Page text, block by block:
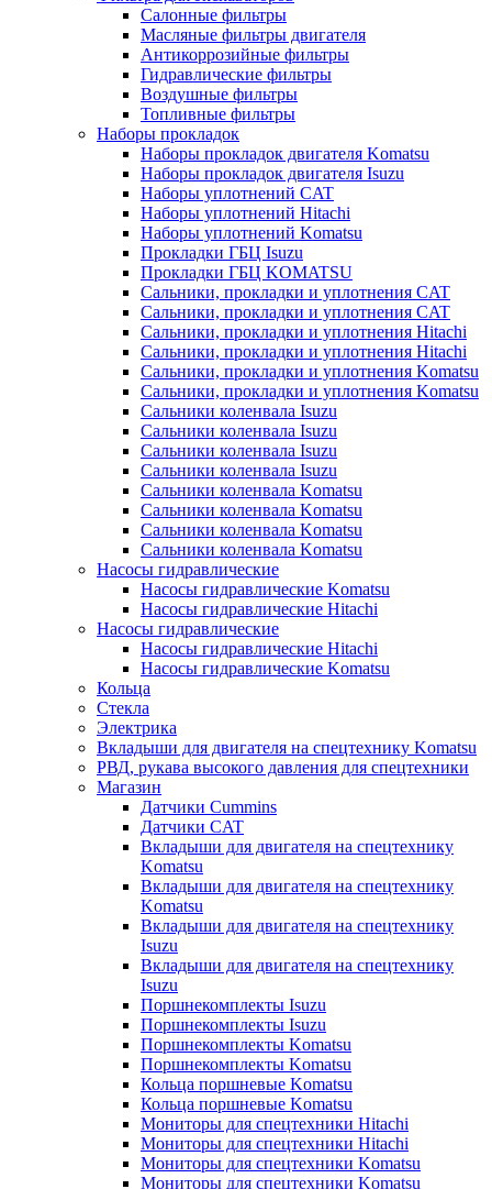
Салонные фильтры
Масляные фильтры двигателя
Антикоррозийные фильтры
Гидравлические фильтры
Воздушные фильтры
Топливные фильтры
Наборы прокладок
Наборы прокладок двигателя Komatsu
Наборы прокладок двигателя Isuzu
Наборы уплотнений CAT
Наборы уплотнений Hitachi
Наборы уплотнений Komatsu
Прокладки ГБЦ Isuzu
Прокладки ГБЦ KOMATSU
Сальники, прокладки и уплотнения CAT
Сальники, прокладки и уплотнения CAT
Сальники, прокладки и уплотнения Hitachi
Сальники, прокладки и уплотнения Hitachi
Сальники, прокладки и уплотнения Komatsu
Сальники, прокладки и уплотнения Komatsu
Сальники коленвала Isuzu
Сальники коленвала Isuzu
Сальники коленвала Isuzu
Сальники коленвала Isuzu
Сальники коленвала Komatsu
Сальники коленвала Komatsu
Сальники коленвала Komatsu
Сальники коленвала Komatsu
Насосы гидравлические
Насосы гидравлические Komatsu
Насосы гидравлические Hitachi
Насосы гидравлические
Насосы гидравлические Hitachi
Насосы гидравлические Komatsu
Кольца
Стекла
Электрика
Вкладыши для двигателя на спецтехнику Komatsu
РВД, рукава высокого давления для спецтехники
Магазин
Датчики Cummins
Датчики CAT
Вкладыши для двигателя на спецтехнику
Komatsu
Вкладыши для двигателя на спецтехнику
Komatsu
Вкладыши для двигателя на спецтехнику
Isuzu
Вкладыши для двигателя на спецтехнику
Isuzu
Поршнекомплекты Isuzu
Поршнекомплекты Isuzu
Поршнекомплекты Komatsu
Поршнекомплекты Komatsu
Кольца поршневые Komatsu
Кольца поршневые Komatsu
Мониторы для спецтехники Hitachi
Мониторы для спецтехники Hitachi
Мониторы для спецтехники Komatsu
Мониторы для спецтехники Komatsu